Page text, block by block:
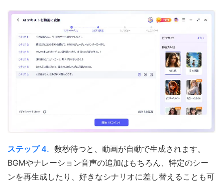
ステップ 4. 数秒待つと、動画が自動で生成されます。
BGMやナレーション音声の追加はもちろん、特定のシー
ンを再生成したり、好きなシナリオに差し替えることも可